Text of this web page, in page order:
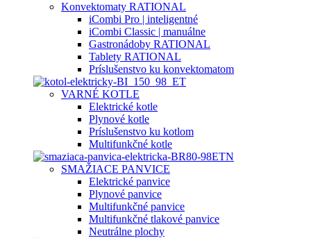
Konvektomaty RATIONAL
iCombi Pro | inteligentné
iCombi Classic | manuálne
Gastronádoby RATIONAL
Tablety RATIONAL
Príslušenstvo ku konvektomatom
VARNÉ KOTLE
Elektrické kotle
Plynové kotle
Príslušenstvo ku kotlom
Multifunkčné kotle
SMAŽIACE PANVICE
Elektrické panvice
Plynové panvice
Multifunkčné panvice
Multifunkčné tlakové panvice
Neutrálne plochy